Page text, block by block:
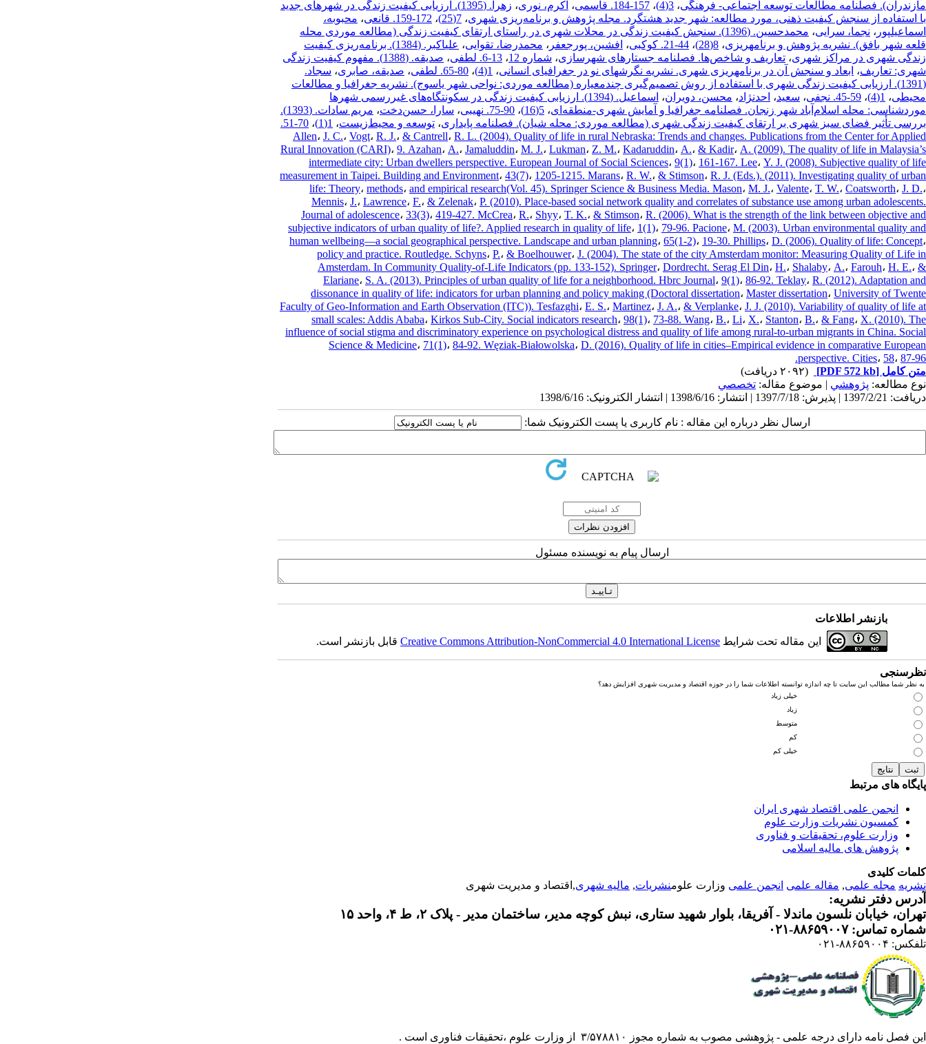
مازندران). فصلنامه مطالعات توسعه اجتماعی- فرهنگی، 3(4) ، 157-184. قاسمی ، اکرم، نوری،
زهرا. (1395). ارزیابی کیفیت زندگی در شهرهای جدید
با استفاده از سنجش کیفیت ذهنی، مورد مطالعه: شهر جدید هشتگرد. مجله پژوهش و برنامه‌ریزی شهری، 7(25) ، 172-159. قانعی ، محبوبه،
اسماعیل‎پور
، نجما، سرایی،
محمدحسین. (1396). سنجش کیفیت زندگی در محلات شهری در راستای ارتقای کیفیت زندگی (مطالعه موردی محله
قلعه شهر بافق). نشریه پژوهش و برنامه‎ریزی
، 8(28) ، 44-21. کوکبی ، افشین، پورجعفر ، محمدرضا، تقوایی،
علی‎اکبر. (1384). برنامه‌ریزی کیفیت
زندگی شهری در مراکز شهری، تعاریف و شاخص‌ها. فصلنامه جستارهای شهرسازی، شماره 12 ، 13-6. لطفی ،
صدیقه. (1388). مفهوم کیفیت زندگی
شهری: تعاریف، ابعاد و سنجش آن در برنامه‎ریزی شهری. نشریه نگرش‎های نو در جغرافیای انسانی ، 1(4) ، 80-65. لطفی ، صدیقه، صابری، سجاد.
(1391). ارزیابی کیفیت زندگی شهری با استفاده از روش تصمیم‌گیری چندمعیاره (مطالعه موردی: نواحی شهر یاسوج). نشریه جغرافیا و مطالعات
محیطی، 1(4) ، 59-45. نجفی ، سعید، احدنژاد، محسن، دویران،
اسماعیل. (1394). ارزیابی کیفیت زندگی در سکونتگاه‌های غیررسمی شهرها
موردشناسی: محله اسلام‌آباد شهر زنجان. فصلنامه جغرافیا و آمایش شهری-منطقه‌ای، 5(16) ، 90-75. نهیبی ، سارا، حسن‌دخت،
مریم سادات. (1393).
بررسی تأثیر فضای سبز شهری بر ارتقای کیفیت زندگی شهری (مطالعه موردی: محله شیان). فصلنامه پایداری، توسعه و محیط‌زیست، 1(1) ،
70-51.
Allen، J. C.، Vogt، R. J.، & Cantrell، R. L. (2004). Quality of life in rural Nebraska: Trends and changes. Publications from the Center for Applied
Rural Innovation (CARI)، 9. Azahan، A.، Jamaluddin، M. J.، Lukman، Z. M.، Kadaruddin، A.، & Kadir، A. (2009). The quality of life in Malaysia’s
intermediate city: Urban dwellers perspective. European Journal of Social Sciences، 9(1)، 161-167. Lee، Y. J. (2008). Subjective quality of life
measurement in Taipei. Building and Environment، 43(7)، 1205-1215. Marans، R. W.، & Stimson، R. J. (Eds.). (2011). Investigating quality of urban
life: Theory، methods، and empirical research(Vol. 45). Springer Science & Business Media. Mason، M. J.، Valente، T. W.، Coatsworth، J. D.،
Mennis، J.، Lawrence، F.، & Zelenak، P. (2010). Place-based social network quality and correlates of substance use among urban adolescents.
Journal of adolescence، 33(3)، 419-427. McCrea، R.، Shyy، T. K.، & Stimson، R. (2006). What is the strength of the link between objective and
subjective indicators of urban quality of life?. Applied research in quality of life، 1(1)، 79-96. Pacione، M. (2003). Urban environmental quality and
human wellbeing—a social geographical perspective. Landscape and urban planning، 65(1-2)، 19-30. Phillips، D. (2006). Quality of life: Concept،
policy and practice. Routledge. Schyns، P.، & Boelhouwer، J. (2004). The state of the city Amsterdam monitor: Measuring Quality of Life in
Amsterdam. In Community Quality-of-Life Indicators (pp. 133-152). Springer، Dordrecht. Serag El Din، H.، Shalaby، A.، Farouh، H. E.، &
Elariane، S. A. (2013). Principles of urban quality of life for a neighborhood. Hbrc Journal، 9(1)، 86-92. Teklay، R. (2012). Adaptation and
dissonance in quality of life: indicators for urban planning and policy making (Doctoral dissertation، Master dissertation، University of Twente
Faculty of Geo-Information and Earth Observation (ITC)). Tesfazghi، E. S.، Martinez، J. A.، & Verplanke، J. J. (2010). Variability of quality of life at
small scales: Addis Ababa، Kirkos Sub-City. Social indicators research، 98(1)، 73-88. Wang، B.، Li، X.، Stanton، B.، & Fang، X. (2010). The
influence of social stigma and discriminatory experience on psychological distress and quality of life among rural-to-urban migrants in China. Social
Science & Medicine، 71(1)، 84-92. Węziak-Białowolska، D. (2016). Quality of life in cities–Empirical evidence in comparative European
perspective. Cities، 58، 87-96.
متن کامل [PDF 572 kb]
(۲۰۹۲ دریافت)
نوع مطالعه: پژوهشي | موضوع مقاله: تخصصي
دریافت: 1397/2/21 | پذیرش: 1397/7/18 | انتشار: 1398/6/16 | انتشار الکترونیک: 1398/6/16
ارسال نظر درباره این مقاله : نام کاربری یا پست الکترونیک شما:
ارسال پیام به نویسنده مسئول
بازنشر اطلاعات
این مقاله تحت شرایط Creative Commons Attribution-NonCommercial 4.0 International Licenseقابل بازنشر است.
نظرسنجی
به نظر شما مطالب این سایت تا چه اندازه توانسته اطلاعات شما را در حوزه اقتصاد و مدیریت شهری افزایش دهد؟
خیلی زیاد
زیاد
متوسط
کم
خیلی کم
پایگاه های مرتبط
انجمن علمی اقتصاد شهری ایران
کمسیون نشریات وزارت علوم
وزارت علوم، تحقیقات و فناوری
پژوهش های مالیه اسلامی
کلمات کلیدی
نشریه مجله علمی, مقاله علمی انجمن علمی وزارت علومنشریات, مالیه شهری,اقتصاد و مدیریت شهری
آدرس دفتر نشریه:
تهران، خیابان نلسون ماندلا - آفریقا، بلوار شهید ستاری، نبش کوچه مدیر، ساختمان مدیر - پلاک ۲، ط ۴، واحد ۱۵
شماره تماس: ۸۸۶۵۹۰۰۷-۰۲۱
تلفکس: ۸۸۶۵۹۰۰۴-۰۲۱
این فصل نامه دارای درجه علمی - پژوهشی مصوب به شماره مجوز ۳/۵۷۸۸۱۰ از وزارت علوم ،تحقیقات فناوری است .